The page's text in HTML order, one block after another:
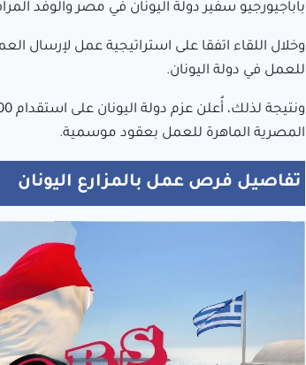
باباجيورجيو سفير دولة اليونان في مصر والوفد
وخلال اللقاء اتفقا على استراتيجية عمل لإرسال
للعمل في دولة اليونان.
المصرية الماهرة للعمل بعقود موسمية.
تفاصيل فرص عمل بالمزارع اليونان